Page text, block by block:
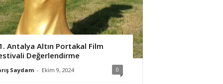
Antalya Altın Portakal Film
Değerlendirme
Saydam - Ekim 9, 2024 0